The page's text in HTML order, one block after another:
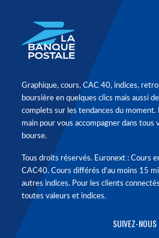
Graphique, cours, CAC 40, indices,
boursière en quelques clics mais aussi
complets sur les tendances du
main pour vous accompagner dans tous
bourse.
Tous droits réservés. Euronext : Cours
CAC40. Cours différés d'au moins 15
autres indices. Pour les clients
toutes valeurs et indices.
SUIVEZ-NOUS